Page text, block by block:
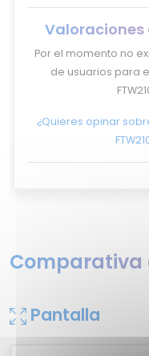
Valoraciones
Por el momento no
de usuarios para
¿Quieres opinar
Comparativa
Pantalla